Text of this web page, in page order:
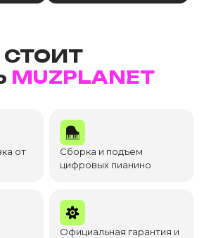
MUZPLANET
от
Сборка и подъем
цифровых пианино
Официальная гарантия и